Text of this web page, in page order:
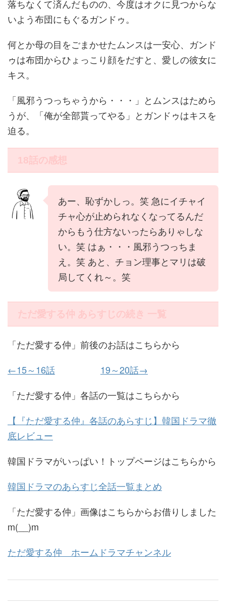
落ちなくて済んだものの、今度はオクに見つからな
いよう布団にもぐるガンドゥ。
何とか母の目をごまかせたムンスは一安心、ガンド
ゥは布団からひょっこり顔をだすと、愛しの彼女に
キス。
「風邪うつっちゃうから・・・」とムンスはためら
うが、「俺が全部貰ってやる」とガンドゥはキスを
迫る。
18話の感想
あー、恥ずかしっ。笑 急にイチャイ
チャ心が止められなくなってるんだ
からもう仕方ないったらありゃしな
い。笑 はぁ・・・風邪うつっちま
え。笑 あと、チョン理事とマリは破
局してくれ～。笑
ただ愛する仲 あらすじの続き 一覧
「ただ愛する仲」前後のお話はこちらから
←15～16話
19～20話→
「ただ愛する仲」各話の一覧はこちらから
【『ただ愛する仲』各話のあらすじ】韓国ドラマ徹
底レビュー
韓国ドラマがいっぱい！トップページはこちらから
韓国ドラマのあらすじ全話一覧まとめ
「ただ愛する仲」画像はこちらからお借りしました
m(__)m
ただ愛する仲 ホームドラマチャンネル